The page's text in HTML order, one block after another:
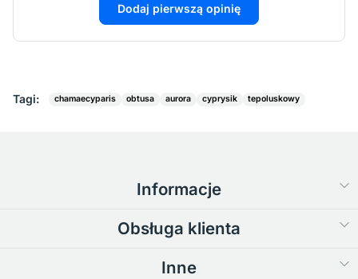
Dodaj pierwszą opinię
Tagi: chamaecyparis obtusa aurora cyprysik tepoluskowy
Informacje
Obsługa klienta
Inne